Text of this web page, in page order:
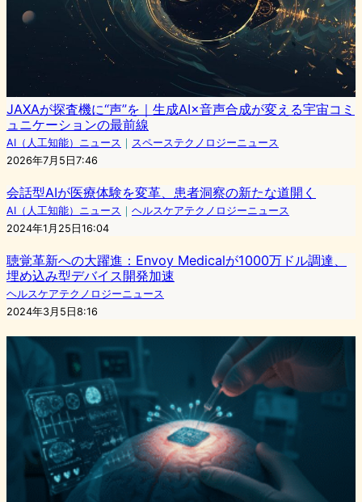
JAXAが探査機に“声”を｜生成AI×音声合成が変える宇宙コミ
ュニケーションの最前線
AI（人工知能）ニュース ｜ スペーステクノロジーニュース
2026年7月5日7:46
会話型AIが医療体験を変革、患者洞察の新たな道開く
AI（人工知能）ニュース ｜ ヘルスケアテクノロジーニュース
2024年1月25日16:04
聴覚革新への大躍進：Envoy Medicalが1000万ドル調達、
埋め込み型デバイス開発加速
ヘルスケアテクノロジーニュース
2024年3月5日8:16